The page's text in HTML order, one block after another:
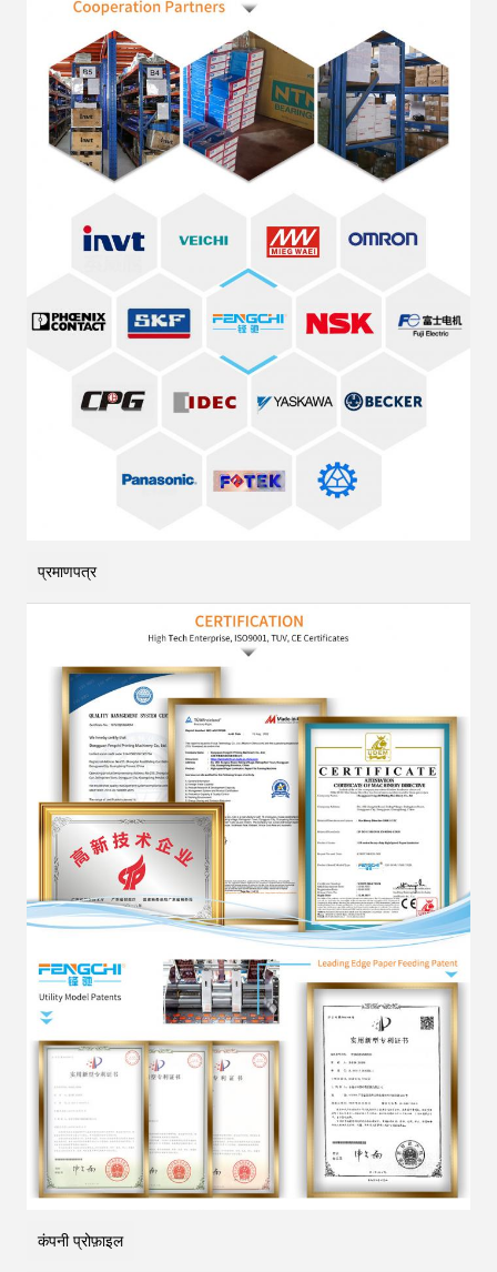
प्रमाणपत्र
कंपनी प्रोफ़ाइल